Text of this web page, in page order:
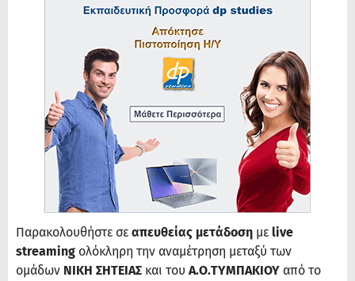
Παρακολουθήστε σε απευθείας μετάδοση με live
streaming ολόκληρη την αναμέτρηση μεταξύ των
ομάδων ΝΙΚΗ ΣΗΤΕΙΑΣ και του Α.Ο.ΤΥΜΠΑΚΙΟΥ από το